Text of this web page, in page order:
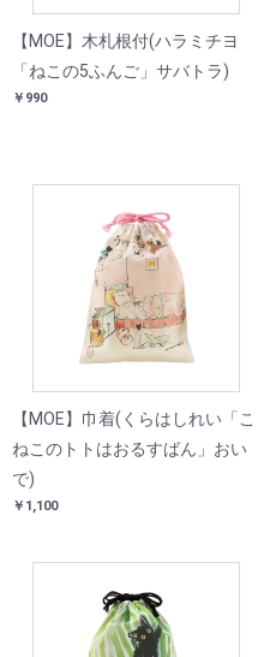
【MOE】木札根付(ハラミチヨ
「ねこの5ふんご」サバトラ)
￥990
【MOE】巾着(くらはしれい「こ
ねこのトトはおるすばん」おい
で)
￥1,100